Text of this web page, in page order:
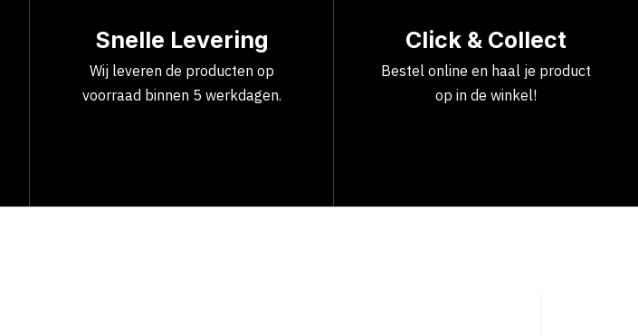
Snelle Levering
Wij leveren de producten op
voorraad binnen 5 werkdagen.
Click & Collect
Bestel online en haal je product
op in de winkel!